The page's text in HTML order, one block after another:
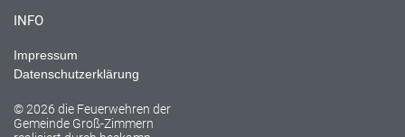
INFO
Impressum
Datenschutzerklärung
© 2026 die Feuerwehren der
Gemeinde Groß-Zimmern